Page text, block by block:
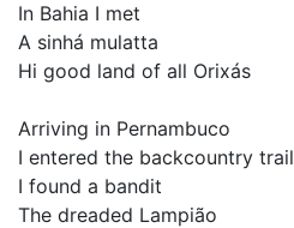
In Bahia I met
A sinhá mulatta
Hi good land of all Orixás
Arriving in Pernambuco
I entered the backcountry trail
I found a bandit
The dreaded Lampião